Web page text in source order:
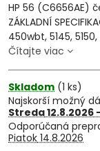
HP 56 (C6656AE)
ZÁKLADNÍ
450wbt, 5145,
Čítajte viac
Skladom (1 ks)
Najskorší možný
Streda12.8.2026
Piatok14.8.2026